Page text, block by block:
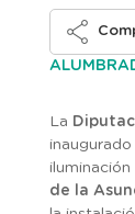
La
de la